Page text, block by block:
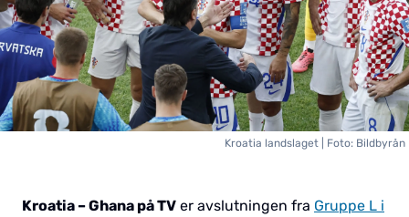
Kroatia landslaget | Foto: Bildbyrån
Kroatia – Ghana på TV er avslutningen fra Gruppe L i